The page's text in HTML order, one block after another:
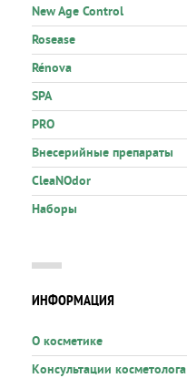
New Age Control
Rosease
Rénova
SPA
PRO
Внесерийные препараты
CleaNOdor
Наборы
ИНФОРМАЦИЯ
О косметике
Консультации косметолога